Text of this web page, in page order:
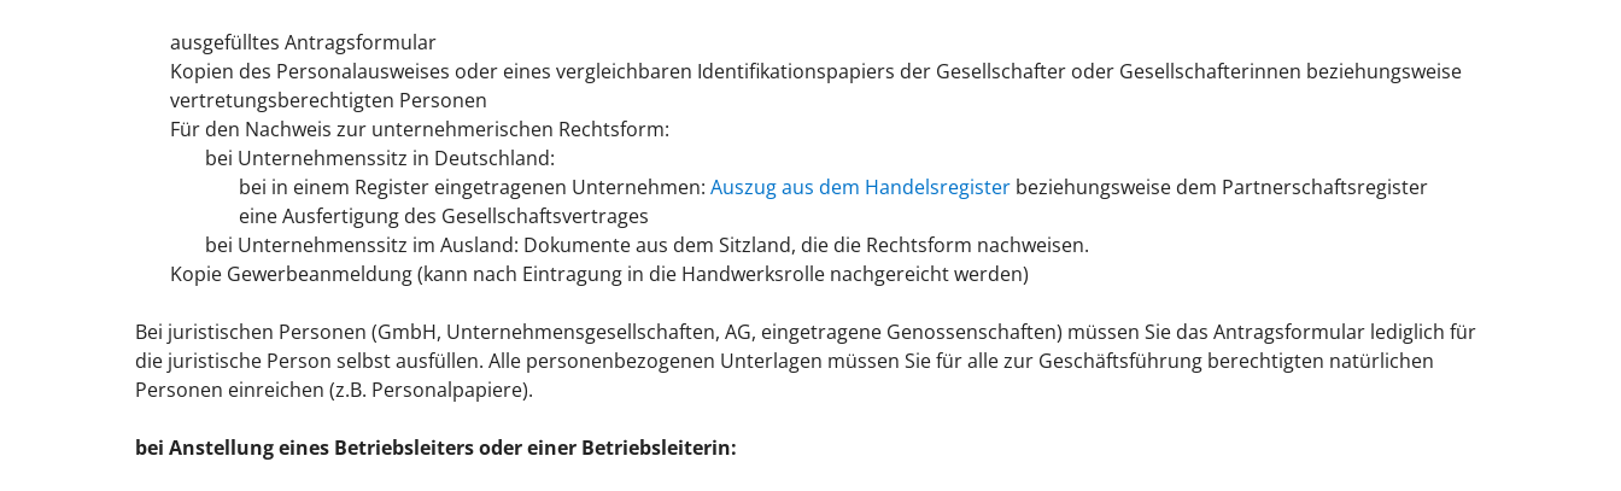
ausgefülltes Antragsformular
Kopien des Personalausweises oder eines vergleichbaren Identifikationspapiers der Gesellschafter oder Gesellschafterinnen beziehungsweise
vertretungsberechtigten Personen
Für den Nachweis zur unternehmerischen Rechtsform:
bei Unternehmenssitz in Deutschland:
bei in einem Register eingetragenen Unternehmen:Auszug aus dem Handelsregister beziehungsweise dem Partnerschaftsregister
eine Ausfertigung des Gesellschaftsvertrages
bei Unternehmenssitz im Ausland: Dokumente aus dem Sitzland, die die Rechtsform nachweisen.
Kopie Gewerbeanmeldung (kann nach Eintragung in die Handwerksrolle nachgereicht werden)
Bei juristischen Personen (GmbH, Unternehmensgesellschaften, AG, eingetragene Genossenschaften) müssen Sie das Antragsformular lediglich für
die juristische Person selbst ausfüllen. Alle personenbezogenen Unterlagen müssen Sie für alle zur Geschäftsführung berechtigten natürlichen
Personen einreichen (z.B. Personalpapiere).
bei Anstellung eines Betriebsleiters oder einer Betriebsleiterin: